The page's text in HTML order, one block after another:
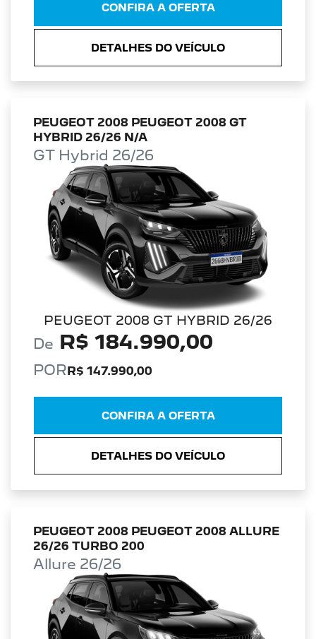
CONFIRA A OFERTA
DETALHES DO VEÍCULO
PEUGEOT 2008 PEUGEOT 2008 GT
HYBRID 26/26 N/A
GT Hybrid 26/26
PEUGEOT 2008 GT HYBRID 26/26
De R$ 184.990,00
PORR$ 147.990,00
CONFIRA A OFERTA
DETALHES DO VEÍCULO
PEUGEOT 2008 PEUGEOT 2008 ALLURE
26/26 TURBO 200
Allure 26/26